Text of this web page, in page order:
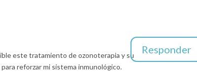
este tratamiento de ozonoterapia y su
reforzar mi sistema inmunológico.
Responder